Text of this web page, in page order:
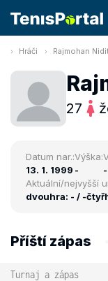
Hráči Rajmohan
27
Datum nar.:
13. 1. 1999
Výška:
-
-
Aktuální/nejvyšší
dvouhra: - / -
Příští zápas
Turnaj a zápas